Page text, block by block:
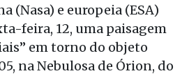
(Nasa) e europeia (ESA)
feira, 12, uma paisagem
em torno do objeto
na Nebulosa de Órion, do